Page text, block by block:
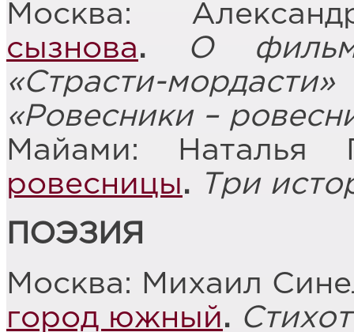
Москва:
сызнова.
О
«Страсти-
«Ровесники –
Майами: Наталья
ровесницы. Три
ПОЭЗИЯ
Москва: Михаил
город южный.